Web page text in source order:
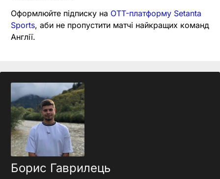
Оформлюйте підписку на OTT-платформу Setanta
Sports, аби не пропустити матчі найкращих команд
Англії.
Борис Гаврилець